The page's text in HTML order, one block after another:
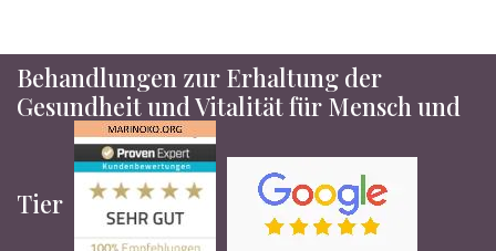
Behandlungen zur Erhaltung der
Gesundheit und Vitalität für Mensch und
Tier